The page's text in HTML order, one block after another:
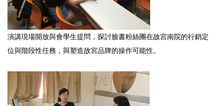
演講現場開放與會學生提問，探討臉書粉絲團在故宮南院的行銷定
位與階段性任務，與塑造故宮品牌的操作可能性。